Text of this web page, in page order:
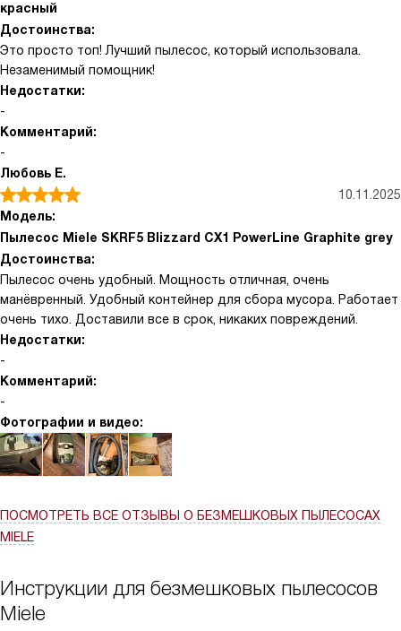
красный
Достоинства:
Это просто топ! Лучший пылесос, который использовала.
Незаменимый помощник!
Недостатки:
-
Комментарий:
-
Любовь Е.
10.11.2025
Модель:
Пылесос Miele SKRF5 Blizzard CX1 PowerLine Graphite grey
Достоинства:
Пылесос очень удобный. Мощность отличная, очень
манёвренный. Удобный контейнер для сбора мусора. Работает
очень тихо. Доставили все в срок, никаких повреждений.
Недостатки:
-
Комментарий:
-
Фотографии и видео:
ПОСМОТРЕТЬ ВСЕ ОТЗЫВЫ О БЕЗМЕШКОВЫХ ПЫЛЕСОСАХ
MIELE
Инструкции для безмешковых пылесосов
Miele